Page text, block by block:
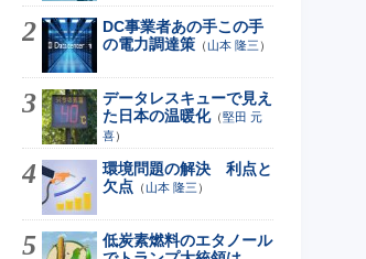
DC事業者あの手この手
の電力調達策 （山本 隆三 ）
データレスキューで見え
た日本の温暖化（堅田 元
喜）
環境問題の解決 利点と
欠点 （山本 隆三 ）
低炭素燃料のエタノール